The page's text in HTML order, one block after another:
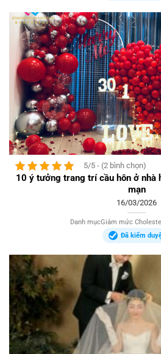
5/5 - (2 bình chọn)
10 ý tưởng trang trí cầu hôn ở nhà
mạn
16/03/2026
Danh mụcGiảm mức
Đã kiểm